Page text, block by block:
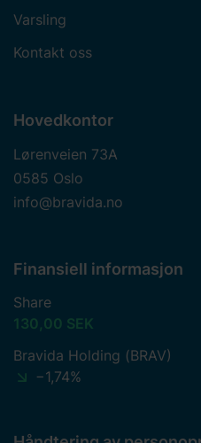
Varsling
Kontakt oss
Hovedkontor
Lørenveien 73A
0585 Oslo
info@bravida.no
Finansiell informasjon
Share
130,00 SEK
Bravida Holding (BRAV)
−1,74%